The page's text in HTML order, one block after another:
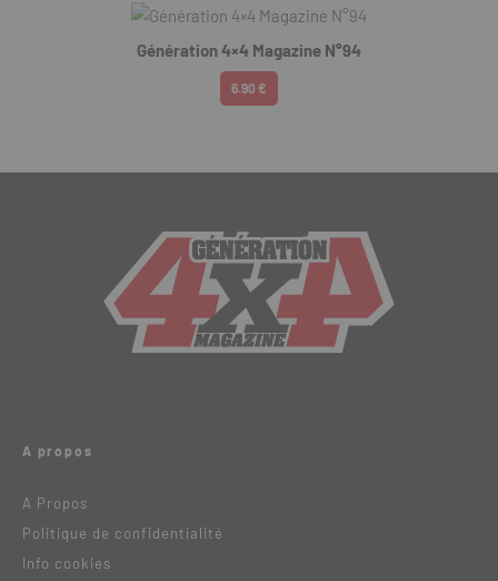
Génération 4×4 Magazine N°94
6.90 €
A propos
A Propos
Politique de confidentialité
Info cookies